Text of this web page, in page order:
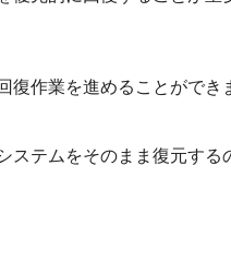
作業を進めることができ
ステムをそのまま復元する